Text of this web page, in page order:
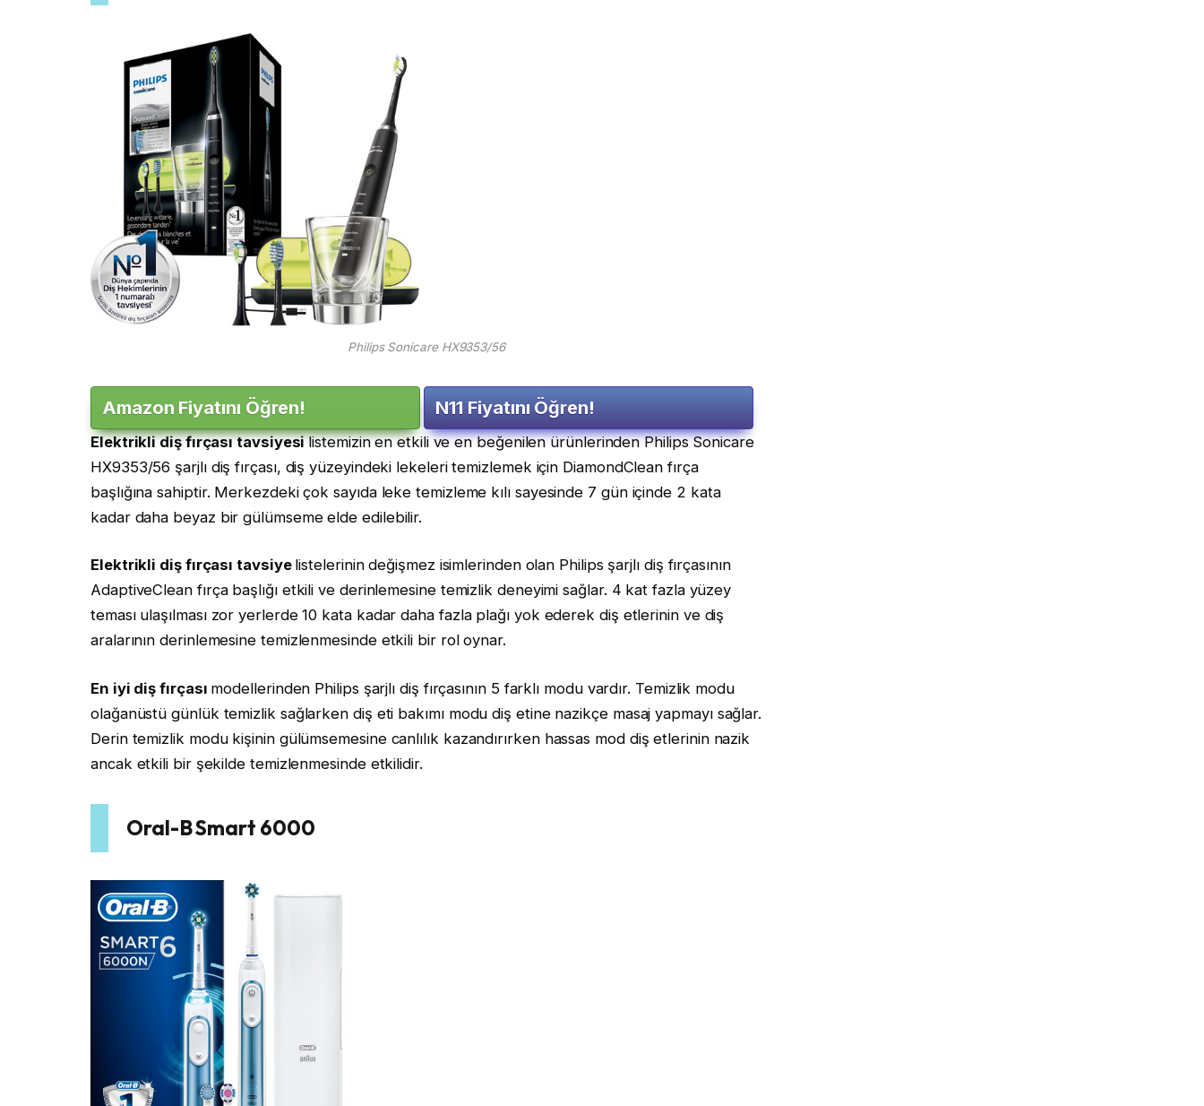
Philips Sonicare HX9353/56
Amazon Fiyatını Öğren! N11 Fiyatını Öğren!
Elektrikli diş fırçası tavsiyesilistemizin en etkili ve en beğenilen ürünlerinden Philips Sonicare
HX9353/56 şarjlı diş fırçası, diş yüzeyindeki lekeleri temizlemek için DiamondClean fırça
başlığına sahiptir. Merkezdeki çok sayıda leke temizleme kılı sayesinde 7 gün içinde 2 kata
kadar daha beyaz bir gülümseme elde edilebilir.
Elektrikli diş fırçası tavsiye listelerinin değişmez isimlerinden olan Philips şarjlı diş fırçasının
AdaptiveClean fırça başlığı etkili ve derinlemesine temizlik deneyimi sağlar. 4 kat fazla yüzey
teması ulaşılması zor yerlerde 10 kata kadar daha fazla plağı yok ederek diş etlerinin ve diş
aralarının derinlemesine temizlenmesinde etkili bir rol oynar.
En iyi diş fırçası modellerinden Philips şarjlı diş fırçasının 5 farklı modu vardır. Temizlik modu
olağanüstü günlük temizlik sağlarken diş eti bakımı modu diş etine nazikçe masaj yapmayı sağlar.
Derin temizlik modu kişinin gülümsemesine canlılık kazandırırken hassas mod diş etlerinin nazik
ancak etkili bir şekilde temizlenmesinde etkilidir.
Oral-B Smart 6000